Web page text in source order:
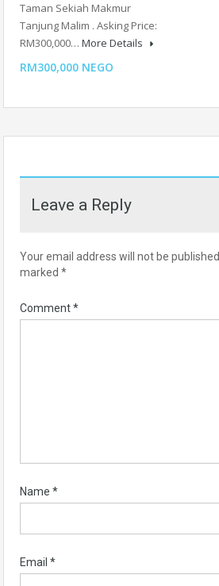
Taman Sekiah Makmur
Tanjung Malim . Asking Price:
RM300,000… More Details
RM300,000 NEGO
Leave a Reply
Your email address will not be published.
marked *
Comment*
Name *
Email *